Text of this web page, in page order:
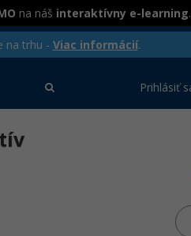
na náš interaktívny e-learning.
na trhu - Viac informácií.
Prihlásiť